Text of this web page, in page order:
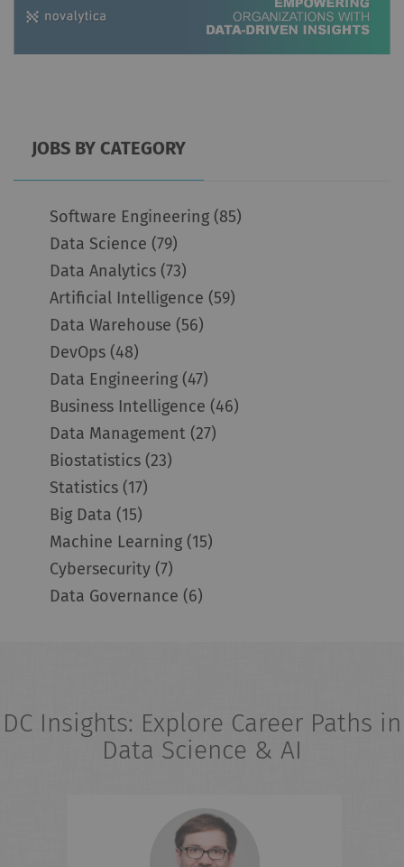
JOBS BY CATEGORY
Software Engineering (85)
Data Science (79)
Data Analytics (73)
Artificial Intelligence (59)
Data Warehouse (56)
DevOps (48)
Data Engineering (47)
Business Intelligence (46)
Data Management (27)
Biostatistics (23)
Statistics (17)
Big Data (15)
Machine Learning (15)
Cybersecurity (7)
Data Governance (6)
DC Insights: Explore Career Paths in
Data Science & AI